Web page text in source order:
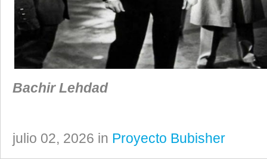
Bachir Lehdad
julio 02, 2026 in Proyecto Bubisher